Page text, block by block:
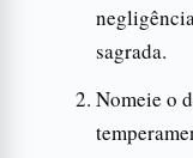
sagrada.
Nomeie o